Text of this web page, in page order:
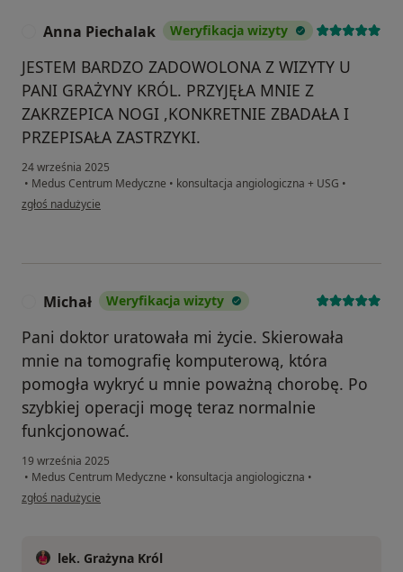
Anna Piechalak Weryfikacja wizyty
JESTEM BARDZO ZADOWOLONA Z WIZYTY U
PANI GRAŻYNY KRÓL. PRZYJĘŁA MNIE Z
ZAKRZEPICA NOGI ,KONKRETNIE ZBADAŁA I
PRZEPISAŁA ZASTRZYKI.
24 września 2025
• Medus Centrum Medyczne • konsultacja angiologiczna + USG •
w opinii użytkownika Anna Piechalak
zgłoś nadużycie
Michał Weryfikacja wizyty
Pani doktor uratowała mi życie. Skierowała
mnie na tomografię komputerową, która
pomogła wykryć u mnie poważną chorobę. Po
szybkiej operacji mogę teraz normalnie
funkcjonować.
19 września 2025
• Medus Centrum Medyczne • konsultacja angiologiczna •
w opinii użytkownika Michał
zgłoś nadużycie
lek. Grażyna Król